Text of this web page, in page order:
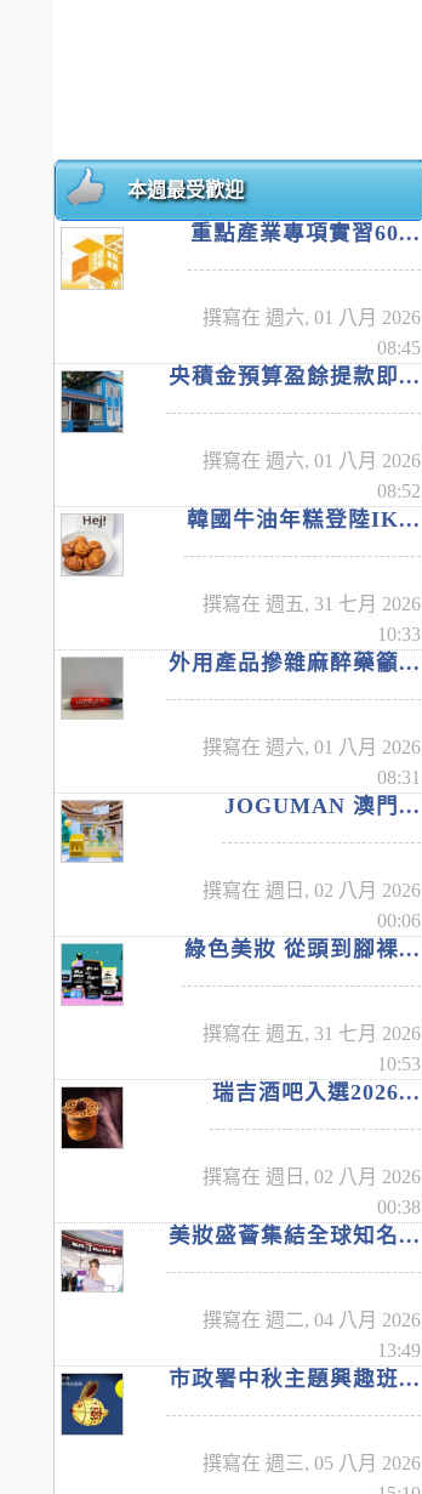
本週最受歡迎
重點產業專項實習60...
撰寫在 週六, 01 八月 2026
08:45
央積金預算盈餘提款即...
撰寫在 週六, 01 八月 2026
08:52
韓國牛油年糕登陸IK...
撰寫在 週五, 31 七月 2026
10:33
外用產品摻雜麻醉藥籲...
撰寫在 週六, 01 八月 2026
08:31
JOGUMAN 澳門...
撰寫在 週日, 02 八月 2026
00:06
綠色美妝 從頭到腳裸...
撰寫在 週五, 31 七月 2026
10:53
瑞吉酒吧入選2026...
撰寫在 週日, 02 八月 2026
00:38
美妝盛薈集結全球知名...
撰寫在 週二, 04 八月 2026
13:49
市政署中秋主題興趣班...
撰寫在 週三, 05 八月 2026